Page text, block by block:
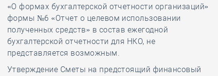
«О формах бухгалтерской отчетности организаций»
формы №6 «Отчет о целевом использовании
полученных средств» в состав ежегодной
бухгалтерской отчетности для НКО, не
представляется возможным.
Утверждение Сметы на предстоящий финансовый